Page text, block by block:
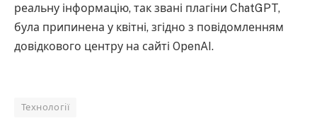
реальну інформацію, так звані плагіни ChatGPT,
була припинена у квітні, згідно з повідомленням
довідкового центру на сайті OpenAI.
Технології